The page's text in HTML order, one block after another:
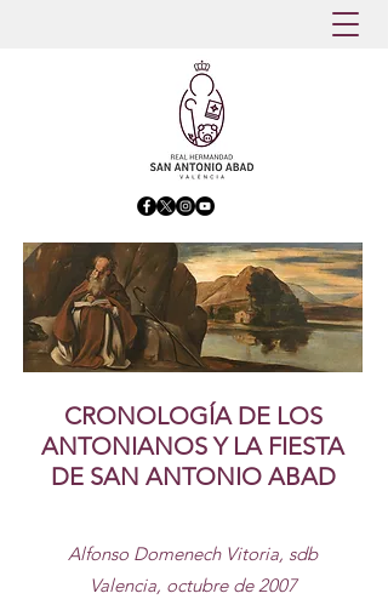
CRONOLOGÍA DE LOS
ANTONIANOS Y LA FIESTA
DE SAN ANTONIO ABAD
Alfonso Domenech Vitoria, sdb
Valencia, octubre de 2007